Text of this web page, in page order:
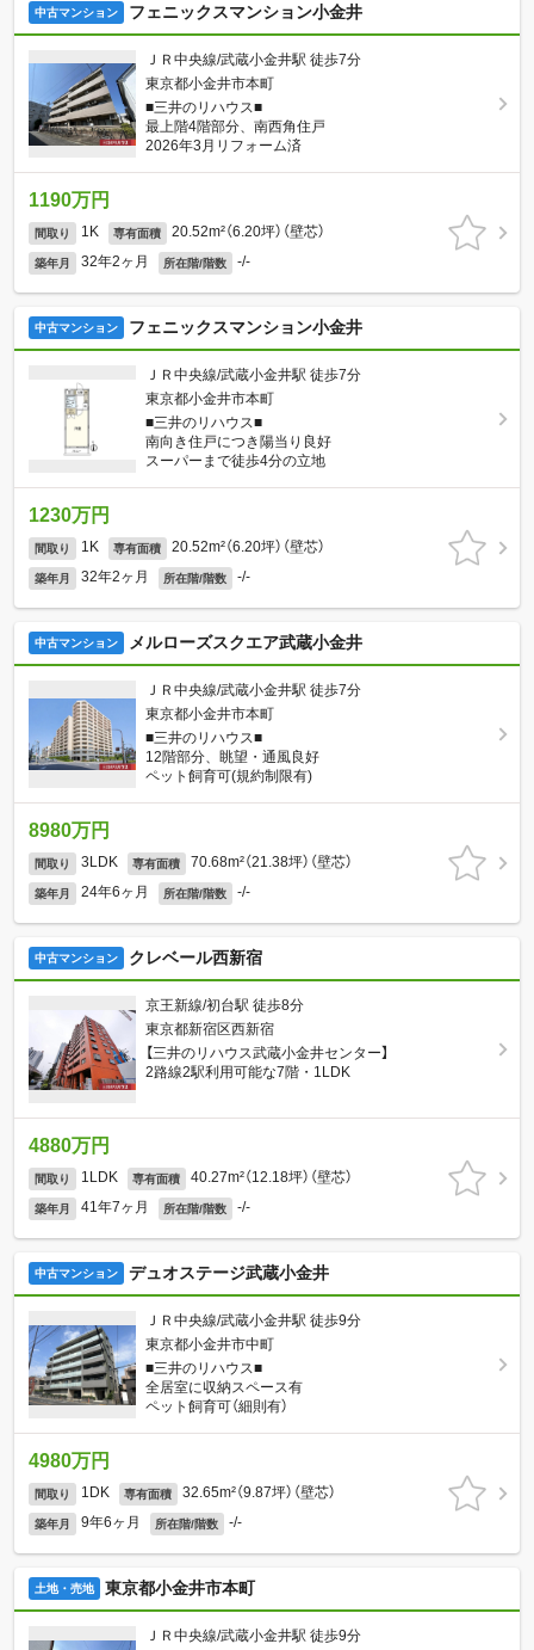
中古マンション フェニックスマンション小金井
ＪＲ中央線/武蔵小金井駅 徒歩7分
東京都小金井市本町
■三井のリハウス■
最上階4階部分、南西角住戸
2026年3月リフォーム済
1190万円
間取り 1K 専有面積 20.52m²（6.20坪）（壁芯）
築年月 32年2ヶ月 所在階/階数 -/-
中古マンション フェニックスマンション小金井
ＪＲ中央線/武蔵小金井駅 徒歩7分
東京都小金井市本町
■三井のリハウス■
南向き住戸につき陽当り良好
スーパーまで徒歩4分の立地
1230万円
間取り 1K 専有面積 20.52m²（6.20坪）（壁芯）
築年月 32年2ヶ月 所在階/階数 -/-
中古マンション メルローズスクエア武蔵小金井
ＪＲ中央線/武蔵小金井駅 徒歩7分
東京都小金井市本町
■三井のリハウス■
12階部分、眺望・通風良好
ペット飼育可(規約制限有)
8980万円
間取り 3LDK 専有面積 70.68m²（21.38坪）（壁芯）
築年月 24年6ヶ月 所在階/階数 -/-
中古マンション クレベール西新宿
京王新線/初台駅 徒歩8分
東京都新宿区西新宿
【三井のリハウス武蔵小金井センター】
2路線2駅利用可能な7階・1LDK
4880万円
間取り 1LDK 専有面積 40.27m²（12.18坪）（壁芯）
築年月 41年7ヶ月 所在階/階数 -/-
中古マンション デュオステージ武蔵小金井
ＪＲ中央線/武蔵小金井駅 徒歩9分
東京都小金井市中町
■三井のリハウス■
全居室に収納スペース有
ペット飼育可（細則有）
4980万円
間取り 1DK 専有面積 32.65m²（9.87坪）（壁芯）
築年月 9年6ヶ月 所在階/階数 -/-
土地・売地 東京都小金井市本町
ＪＲ中央線/武蔵小金井駅 徒歩9分